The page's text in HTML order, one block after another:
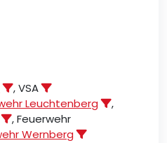
, VSA
Leuchtenberg
,
, Feuerwehr
Wernberg